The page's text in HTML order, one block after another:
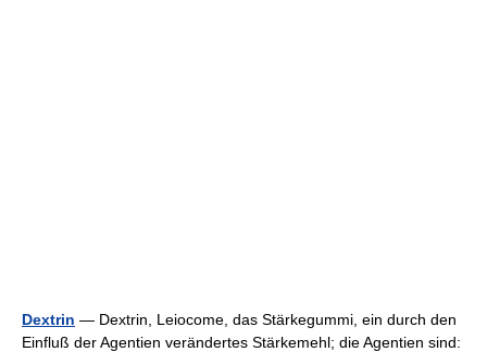
Dextrin — Dextrin, Leiocome, das Stärkegummi, ein durch den
Einfluß der Agentien verändertes Stärkemehl; die Agentien sind: